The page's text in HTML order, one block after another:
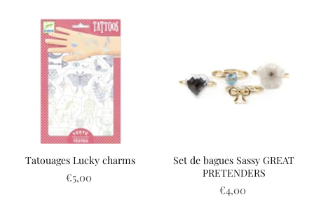
Tatouages Lucky charms
€5,00
Set de bagues Sassy GREAT
PRETENDERS
€4,00